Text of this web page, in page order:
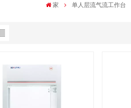
家 单人层流气流工作台